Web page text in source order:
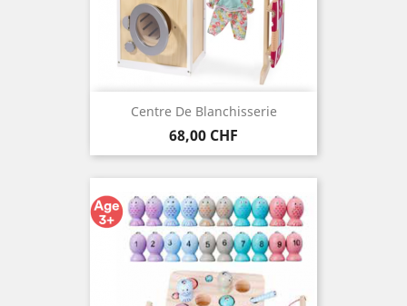
Centre De Blanchisserie
Preis
68,00 CHF